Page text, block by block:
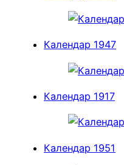
Календар 1947
Календар 1917
Календар 1951